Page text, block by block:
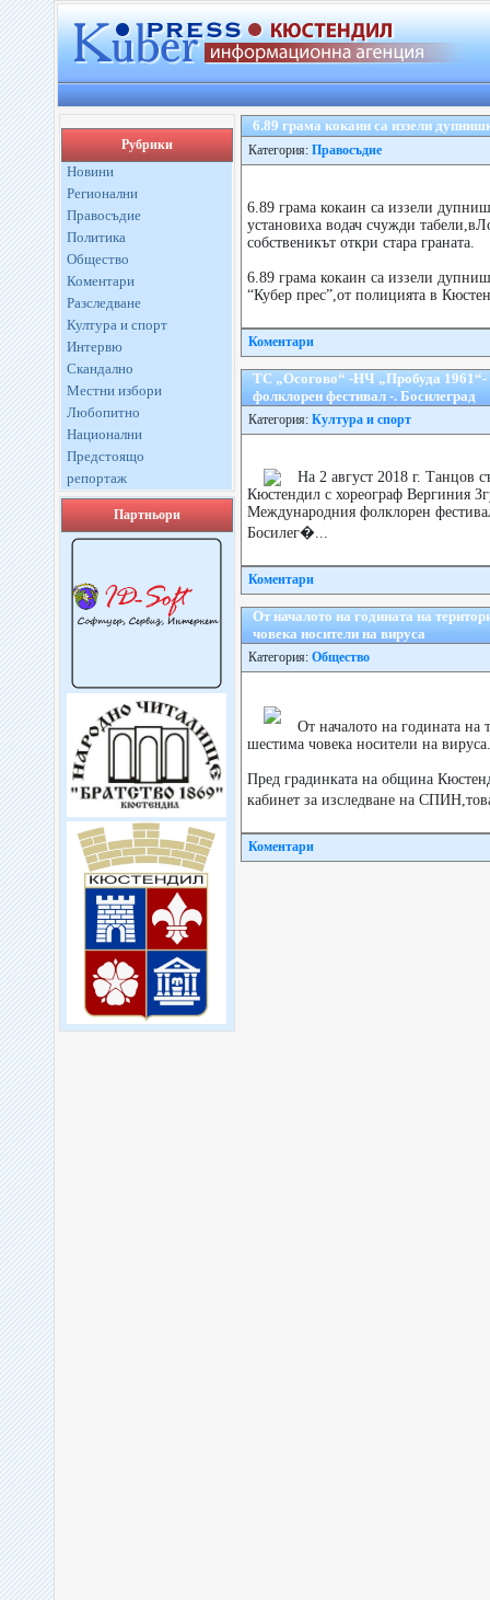
Рубрики
Новини
Регионални
Правосъдие
Политика
Общество
Коментари
Разследване
Култура и спорт
Интервю
Скандално
Местни избори
Любопитно
Национални
Предстоящо
репортаж
Партньори
6.89 грама кокаин са иззели
Категория: Правосъдие
6.89 грама кокаин са иззели
установиха водач счужди
собственикът откри стара граната.
6.89 грама кокаин са иззели
“Кубер прес”,от полицията в
Коментари
ТС „Осогово“ -НЧ „Пробуда 1961“-
фолклорен фестивал -. Босилеград
Категория: Култура и спорт
На 2 август 2018 г. Танцов
Кюстендил с хореограф Вергиния
Международния фолклорен
Босилег�...
Коментари
От началото на годината на
човека носители на вируса
Категория: Общество
От началото на годината на
шестима човека носители на вируса.
Пред градинката на община
кабинет за изследване на
Коментари